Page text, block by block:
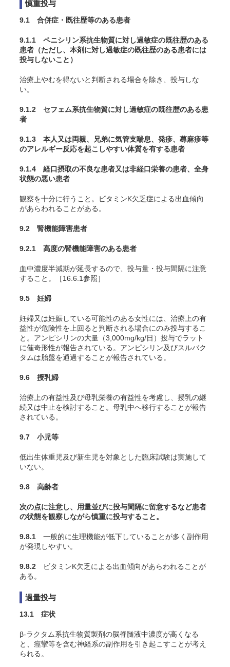
慎重投与
9.1 合併症・既往歴等のある患者
9.1.1 ペニシリン系抗生物質に対し過敏症の既往歴のある
患者（ただし、本剤に対し過敏症の既往歴のある患者には
投与しないこと）
治療上やむを得ないと判断される場合を除き、投与しな
い。
9.1.2 セフェム系抗生物質に対し過敏症の既往歴のある患
者
9.1.3 本人又は両親、兄弟に気管支喘息、発疹、蕁麻疹等
のアレルギー反応を起こしやすい体質を有する患者
9.1.4 経口摂取の不良な患者又は非経口栄養の患者、全身
状態の悪い患者
観察を十分に行うこと。ビタミンK欠乏症による出血傾向
があらわれることがある。
9.2 腎機能障害患者
9.2.1 高度の腎機能障害のある患者
血中濃度半減期が延長するので、投与量・投与間隔に注意
すること。［16.6.1参照］
9.5 妊婦
妊婦又は妊娠している可能性のある女性には、治療上の有
益性が危険性を上回ると判断される場合にのみ投与するこ
と。アンピシリンの大量（3,000mg/kg/日）投与でラット
に催奇形性が報告されている。アンピシリン及びスルバク
タムは胎盤を通過することが報告されている。
9.6 授乳婦
治療上の有益性及び母乳栄養の有益性を考慮し、授乳の継
続又は中止を検討すること。母乳中へ移行することが報告
されている 。
9.7 小児等
低出生体重児及び新生児を対象とした臨床試験は実施して
いない。
9.8 高齢者
次の点に注意し、用量並びに投与間隔に留意するなど患者
の状態を観察しながら慎重に投与すること。
9.8.1 一般的に生理機能が低下していることが多く副作用
が発現しやすい。
9.8.2 ビタミンK欠乏による出血傾向があらわれることが
ある。
過量投与
13.1 症状
β-ラクタム系抗生物質製剤の脳脊髄液中濃度が高くなる
と、痙攣等を含む神経系の副作用を引き起こすことが考え
られる。